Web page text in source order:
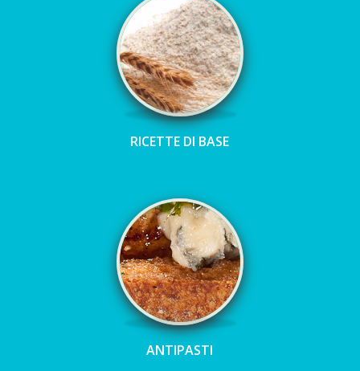
RICETTE DI BASE
ANTIPASTI